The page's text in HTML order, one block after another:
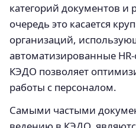
категорий документов и
очередь это касается
организаций,
автоматизированные
КЭДО позволяет
работы с персоналом.
Самыми частыми